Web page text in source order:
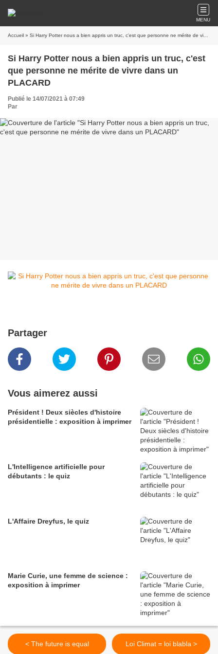
MENU
Accueil » Si Harry Potter nous a bien appris un truc, c'est que personne ne mérite de vivre dans un PLACARD
Si Harry Potter nous a bien appris un truc, c'est
que personne ne mérite de vivre dans un
PLACARD
Publié le 14/07/2021 à 07:49
Par
Partager
Vous aimerez aussi
Président ! Deux siècles d'histoire
présidentielle : exposition à imprimer
L'Intelligence artificielle pour
débutants : le quiz
L'Affaire Dreyfus, le quiz
Marie Curie, une femme de science :
exposition à imprimer
< The future is equal Loi Climat = loi blabla >